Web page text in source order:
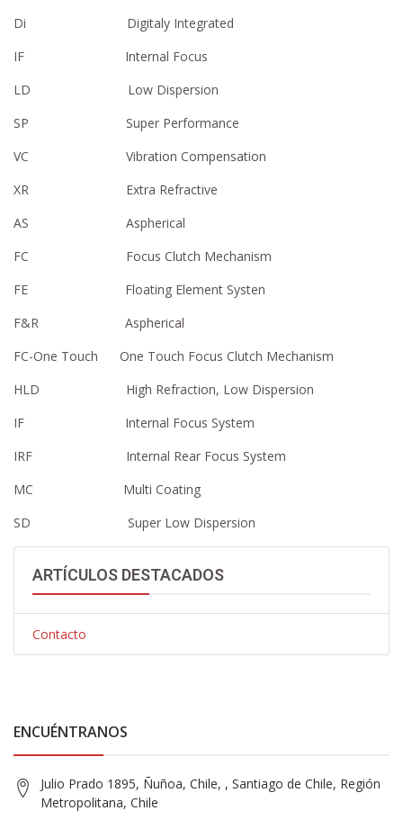
Di Digitaly Integrated
IF Internal Focus
LD Low Dispersion
SP Super Performance
VC Vibration Compensation
XR Extra Refractive
AS Aspherical
FC Focus Clutch Mechanism
FE Floating Element Systen
F&R Aspherical
FC-One Touch One Touch Focus Clutch Mechanism
HLD High Refraction, Low Dispersion
IF Internal Focus System
IRF Internal Rear Focus System
MC Multi Coating
SD Super Low Dispersion
ARTÍCULOS DESTACADOS
Contacto
ENCUÉNTRANOS
Julio Prado 1895, Ñuñoa, Chile, , Santiago de Chile, Región
Metropolitana, Chile